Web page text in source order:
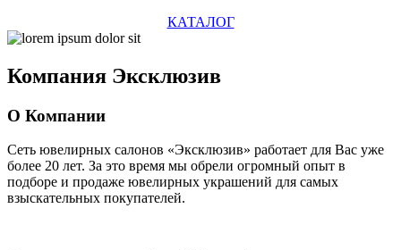
КАТАЛОГ
Компания Эксклюзив
О Компании
Сеть ювелирных салонов «Эксклюзив» работает для Вас уже
более 20 лет. За это время мы обрели огромный опыт в
подборе и продаже ювелирных украшений для самых
взыскательных покупателей.